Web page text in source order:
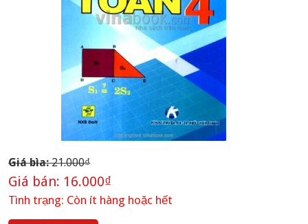
Giá bìa:21.000₫
Giá bán: 16.000₫
Tình trạng: Còn ít hàng hoặc hết